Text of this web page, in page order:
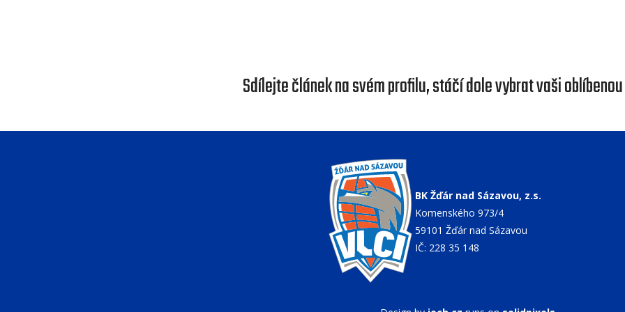
Sdílejte článek na svém profilu, stáčí dole vybrat vaši
BK Žďár nad Sázavou, z.s.
Komenského 973/4
59101 Žďár nad Sázavou
IČ: 228 35 148